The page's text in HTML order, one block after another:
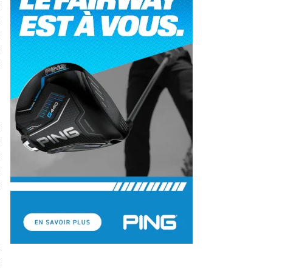
Evian Resort Golf Club : Saison 2 du
Programme Performance
LPGA Tour 2026 : une saison record pour le
golf féminin
Ladies European Tour 2026 : une saison
historique sur cinq continents
Debout en Bouts prolonge la Fashion Week à
Roland-Garros
Chypre